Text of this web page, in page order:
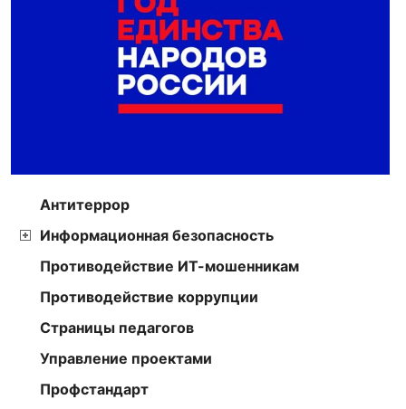
Антитеррор
Информационная безопасность
Противодействие ИТ-мошенникам
Противодействие коррупции
Страницы педагогов
Управление проектами
Профстандарт